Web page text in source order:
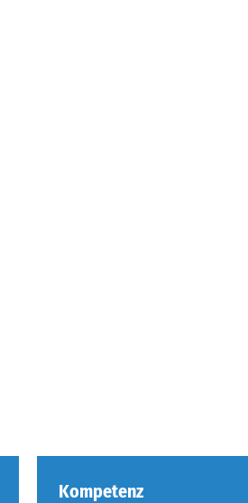
Scharfe Mauerkronen werden
Gleichzeitig entstehen robuste,
besonders wirtschaftlich, da sie sich
Sicherheit und Komfort bietet.
an Mauerkronen oder
Flächen. Sie ist wetterfest,
Ausstattung für alle Orte, an denen
Kompetenz